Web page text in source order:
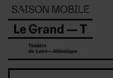
Panneau de gestion des cookies